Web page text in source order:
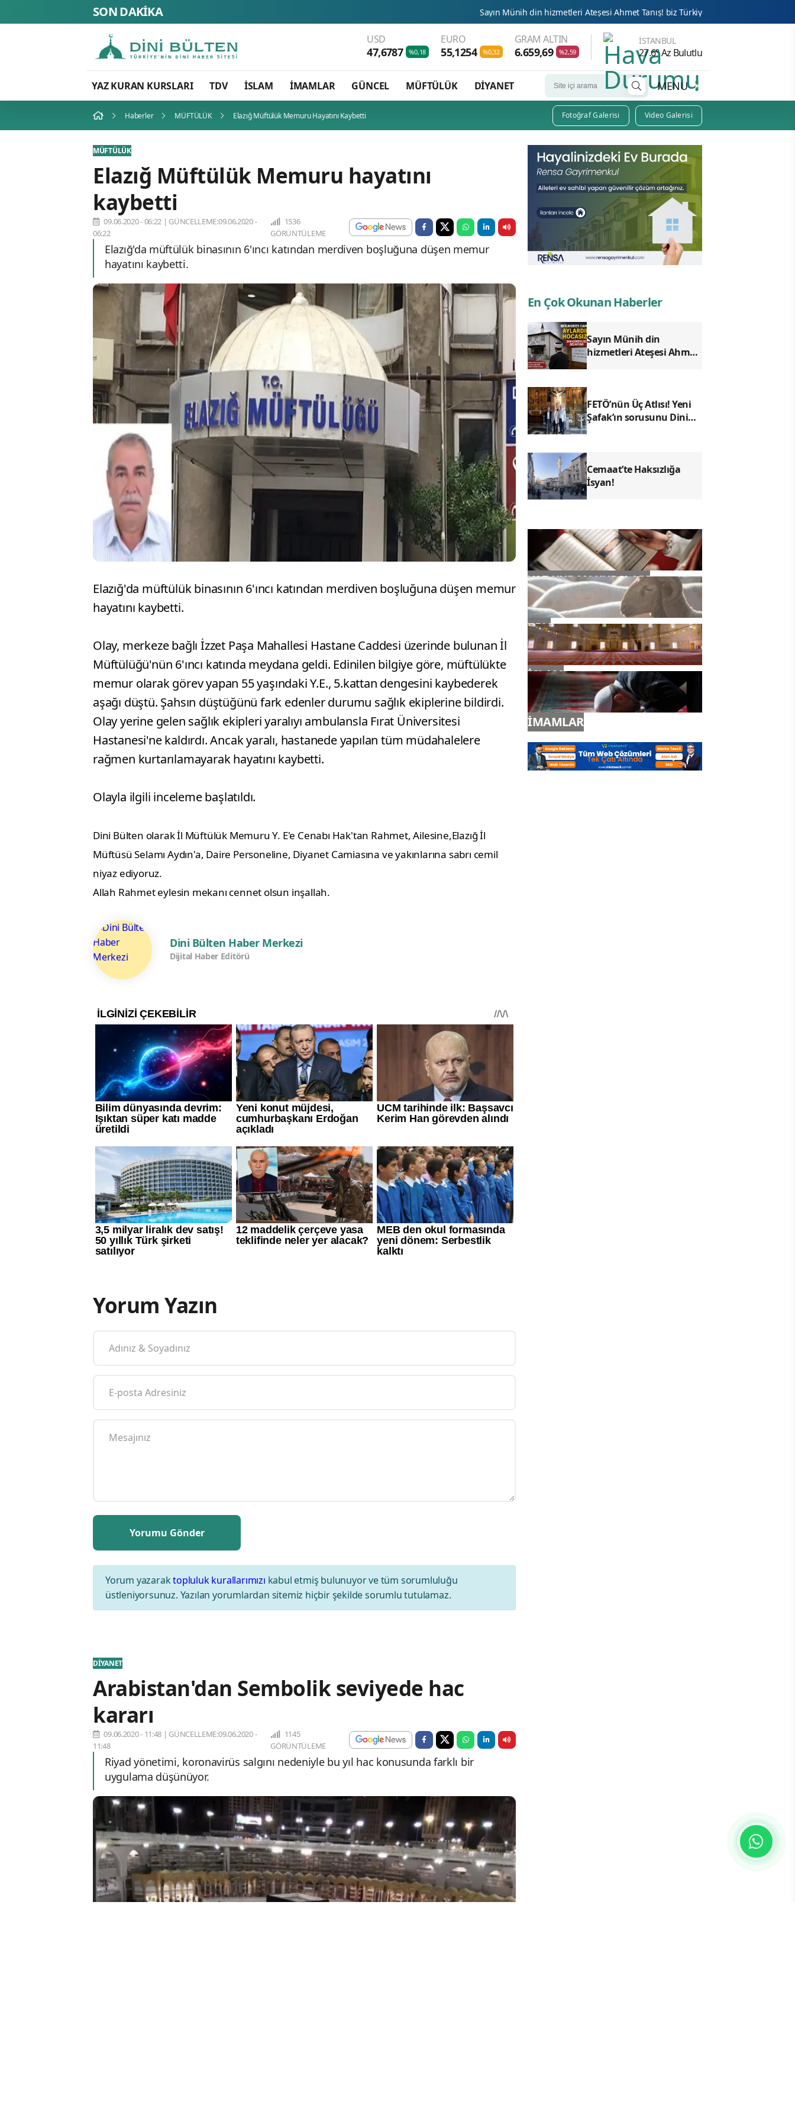
SON DAKİKA Sayın Münih din hizmetleri Ateşesi Ahmet Tanış! biz Türkiye’den duyduk sen oradan duymuyor
USD
47,6787 %0,18
EURO
55,1254 %0,32
GRAM ALTIN
6.659,69 %2,59
İSTANBUL
27.6° Az Bulutlu
YAZ KURAN KURSLARI TDV İSLAM İMAMLAR GÜNCEL MÜFTÜLÜK DİYANET MENU
Haberler MÜFTÜLÜK Elazığ Müftülük Memuru Hayatını Kaybetti Fotoğraf Galerisi Video Galerisi
MÜFTÜLÜK
Elazığ Müftülük Memuru hayatını
kaybetti
09.06.2020 - 06:22 | GÜNCELLEME:09.06.2020 -
06:22
1536
GÖRÜNTÜLEME
Elazığ'da müftülük binasının 6'ıncı katından merdiven boşluğuna düşen memur
hayatını kaybetti.
Elazığ'da müftülük binasının 6'ıncı katından merdiven boşluğuna düşen memur
hayatını kaybetti.
Olay, merkeze bağlı İzzet Paşa Mahallesi Hastane Caddesi üzerinde bulunan İl
Müftülüğü'nün 6'ıncı katında meydana geldi. Edinilen bilgiye göre, müftülükte
memur olarak görev yapan 55 yaşındaki Y.E., 5.kattan dengesini kaybederek
aşağı düştü. Şahsın düştüğünü fark edenler durumu sağlık ekiplerine bildirdi.
Olay yerine gelen sağlık ekipleri yaralıyı ambulansla Fırat Üniversitesi
Hastanesi'ne kaldırdı. Ancak yaralı, hastanede yapılan tüm müdahalelere
rağmen kurtarılamayarak hayatını kaybetti.
Olayla ilgili inceleme başlatıldı.
Dini Bülten olarak İl Müftülük Memuru Y. E'e Cenabı Hak'tan Rahmet, Ailesine,Elazığ İl
Müftüsü Selamı Aydın'a, Daire Personeline, Diyanet Camiasına ve yakınlarına sabrı cemil
niyaz ediyoruz.
Allah Rahmet eylesin mekanı cennet olsun inşallah.
Dini Bülten Haber Merkezi
Dijital Haber Editörü
Yorum Yazın
Yorum yazaraktopluluk kurallarımızı kabul etmiş bulunuyor ve tüm sorumluluğu
üstleniyorsunuz. Yazılan yorumlardan sitemiz hiçbir şekilde sorumlu tutulamaz.
DİYANET
Arabistan'dan Sembolik seviyede hac
kararı
09.06.2020 - 11:48 | GÜNCELLEME:09.06.2020 -
11:48
1145
GÖRÜNTÜLEME
Riyad yönetimi, koronavirüs salgını nedeniyle bu yıl hac konusunda farklı bir
uygulama düşünüyor.
En Çok Okunan Haberler
Sayın Münih din
hizmetleri Ateşesi Ahmet
FETÖ’nün Üç Atlısı! Yeni
Şafak’ın sorusunu Dini
Cemaat’te Haksızlığa
İsyan!
YAZ KURAN KURSLARI
TDV
İSLAM
İMAMLAR